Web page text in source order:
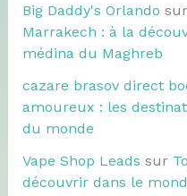
Big Daddy's Orlando sur
Marrakech : à la
médina du Maghreb
cazare brasov direct
amoureux : les
du monde
Vape Shop Leads sur
découvrir dans le